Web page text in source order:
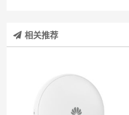
相关推荐